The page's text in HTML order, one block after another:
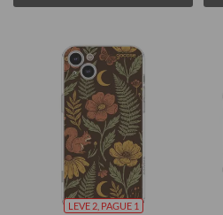
LEVE 2, PAGUE 1